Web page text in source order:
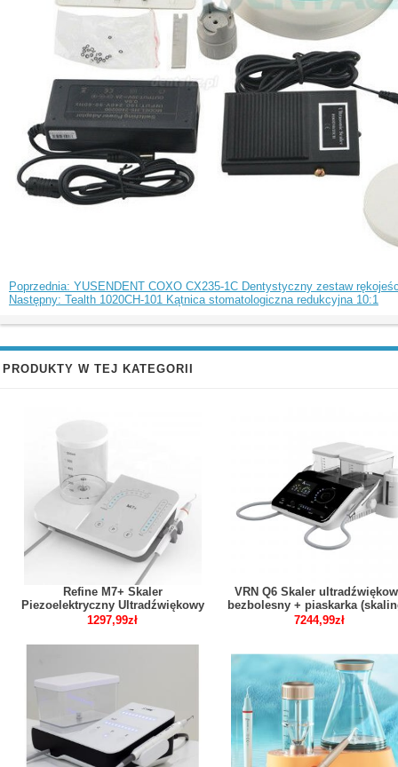
Poprzednia: YUSENDENT COXO CX235-1C Dentystyczny zestaw
Następny: Tealth 1020CH-101 Kątnica stomatologiczna redukcyjna 10:1
PRODUKTY W TEJ KATEGORII
Refine M7+ Skaler
Piezoelektryczny Ultradźwiękowy
Z Diodą LED I Butelką Na Wodę
1297,99zł
VRN Q6 Skaler
bezbolesny + piaskarka
implant / periodontologia /
7244,99zł